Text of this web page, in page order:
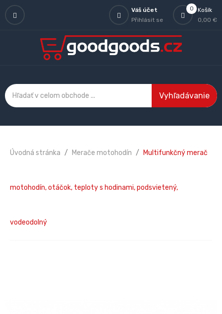
0
Košík
0,00 €
Váš účet
Přihlásit se
Vyhľadávanie
Úvodná stránka Merače motohodín Multifunkčný merač
motohodín, otáčok, teploty s hodinami, podsvietený,
vodeodolný